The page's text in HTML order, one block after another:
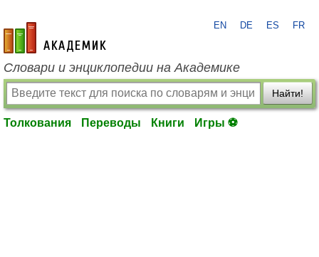
academic.ru
EN DE ES FR
Словари и энциклопедии на Академике
Найти!
Толкования Переводы Книги Игры ⚽